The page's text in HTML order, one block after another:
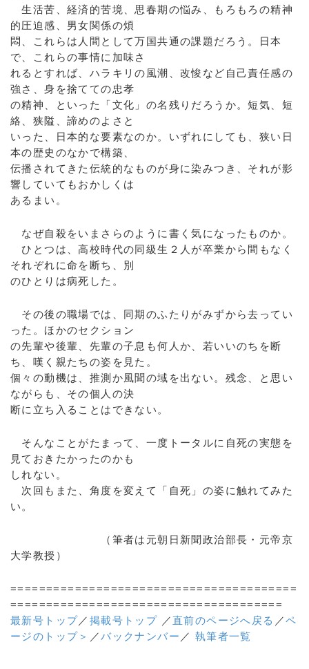
生活苦、経済的苦境、思春期の悩み、もろもろの精神
的圧迫感、男女関係の煩
悶、これらは人間として万国共通の課題だろう。日本
で、これらの事情に加味さ
れるとすれば、ハラキリの風潮、改悛など自己責任感の
強さ、身を捨てての忠孝
の精神、といった「文化」の名残りだろうか。短気、短
絡、狭隘、諦めのよさと
いった、日本的な要素なのか。いずれにしても、狭い日
本の歴史のなかで構築、
伝播されてきた伝統的なものが身に染みつき、それが影
響していてもおかしくは
あるまい。
なぜ自殺をいまさらのように書く気になったものか。
ひとつは、高校時代の同級生２人が卒業から間もなく
それぞれに命を断ち、別
のひとりは病死した。
その後の職場では、同期のふたりがみずから去ってい
った。ほかのセクション
の先輩や後輩、先輩の子息も何人か、若いいのちを断
ち、嘆く親たちの姿を見た。
個々の動機は、推測か風聞の域を出ない。残念、と思い
ながらも、その個人の決
断に立ち入ることはできない。
そんなことがたまって、一度トータルに自死の実態を
見ておきたかったのかも
しれない。
次回もまた、角度を変えて「自死」の姿に触れてみた
い。
（筆者は元朝日新聞政治部長・元帝京
大学教授）
========================================
======================================
最新号トップ／ 掲載号トップ ／直前のページへ戻る ／ペ
ージのトップ＞ ／バックナンバー ／ 執筆者一覧